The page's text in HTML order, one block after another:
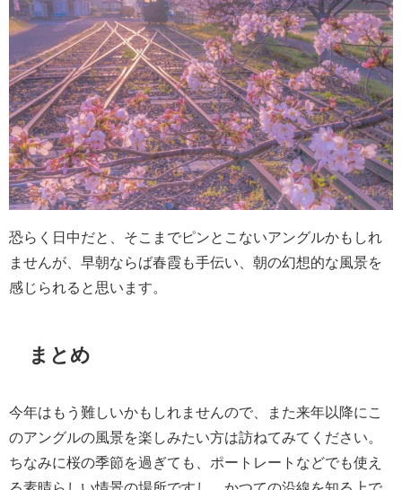
恐らく日中だと、そこまでピンとこないアングルかもしれ
ませんが、早朝ならば春霞も手伝い、朝の幻想的な風景を
感じられると思います。
まとめ
今年はもう難しいかもしれませんので、また来年以降にこ
のアングルの風景を楽しみたい方は訪ねてみてください。
ちなみに桜の季節を過ぎても、ポートレートなどでも使え